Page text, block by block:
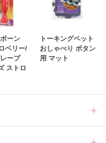
ーン
ベリー/
ープ
ストロ
トーキングペット
おしゃべり ボタン
用 マット